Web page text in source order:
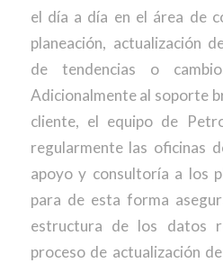
el día a día en el área de
planeación, actualización
de tendencias o
Adicionalmente al soporte
cliente, el equipo de
regularmente las oficinas
apoyo y consultoría a los
para de esta forma
estructura de los datos
proceso de actualización